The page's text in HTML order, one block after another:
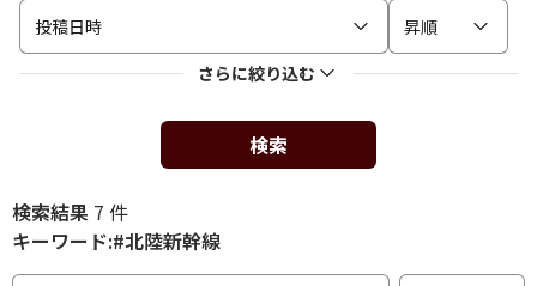
投稿日時
昇順
さらに絞り込む
検索
検索結果 7 件
キーワード:#北陸新幹線